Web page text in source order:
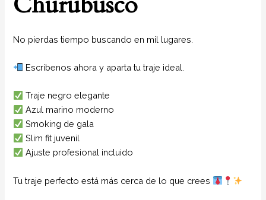
No pierdas tiempo buscando en mil lugares.
Escríbenos ahora y aparta tu traje ideal.
Traje negro elegante
Azul marino moderno
Smoking de gala
Slim fit juvenil
Ajuste profesional incluido
Tu traje perfecto está más cerca de lo que crees